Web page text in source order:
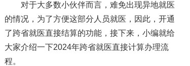
对于大多数小伙伴而言，难免出现异地就医
的情况，为了方便这部分人员就医，因此，开通
了跨省就医直接结算的功能，接下来，小编就给
大家介绍一下2024年跨省就医直接计算办理流
程。